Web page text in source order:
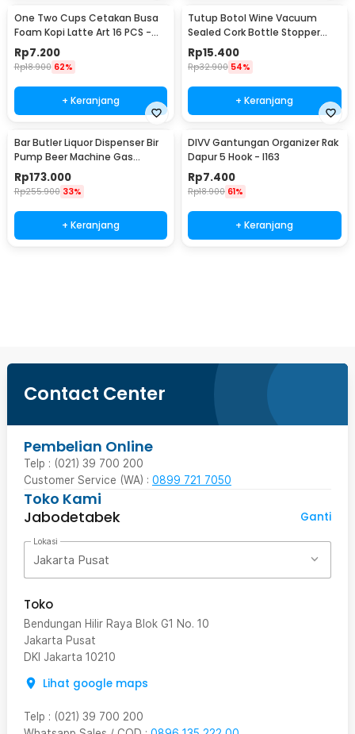
One Two Cups Cetakan Busa
Foam Kopi Latte Art 16 PCS -
JJYE01
Rp7.200
Rp18.900 62%
+ Keranjang
Tutup Botol Wine Vacuum
Sealed Cork Bottle Stopper
Stainless Steel - G94529
Rp15.400
Rp32.900 54%
+ Keranjang
Bar Butler Liquor Dispenser Bir
Pump Beer Machine Gas
Station 900ml - P-36
Rp173.000
Rp255.900 33%
+ Keranjang
DIVV Gantungan Organizer Rak
Dapur 5 Hook - I163
Rp7.400
Rp18.900 61%
+ Keranjang
Contact Center
Pembelian Online
Telp : (021) 39 700 200
Customer Service (WA) : 0899 721 7050
Toko Kami
Jabodetabek
Ganti
Lokasi
Jakarta Pusat
Toko
Bendungan Hilir Raya Blok G1 No. 10
Jakarta Pusat
DKI Jakarta 10210
Lihat google maps
Telp : (021) 39 700 200